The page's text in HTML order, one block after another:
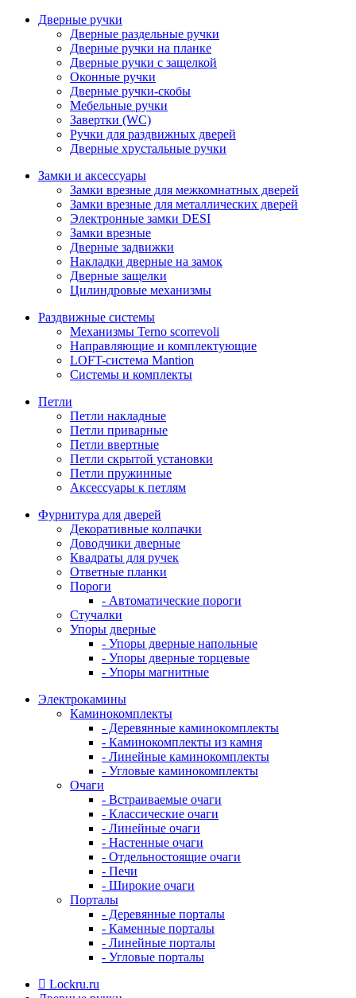
Дверные ручки
Дверные раздельные ручки
Дверные ручки на планке
Дверные ручки с защелкой
Оконные ручки
Дверные ручки-скобы
Мебельные ручки
Завертки (WC)
Ручки для раздвижных дверей
Дверные хрустальные ручки
Замки и аксессуары
Замки врезные для межкомнатных дверей
Замки врезные для металлических дверей
Электронные замки DESI
Замки врезные
Дверные задвижки
Накладки дверные на замок
Дверные защелки
Цилиндровые механизмы
Раздвижные системы
Механизмы Terno scorrevoli
Направляющие и комплектующие
LOFT-cистема Mantion
Системы и комплекты
Петли
Петли накладные
Петли приварные
Петли ввертные
Петли скрытой установки
Петли пружинные
Аксессуары к петлям
Фурнитура для дверей
Декоративные колпачки
Доводчики дверные
Квадраты для ручек
Ответные планки
Пороги
- Автоматические пороги
Стучалки
Упоры дверные
- Упоры дверные напольные
- Упоры дверные торцевые
- Упоры магнитные
Электрокамины
Каминокомплекты
- Деревянные каминокомплекты
- Каминокомплекты из камня
- Линейные каминокомплекты
- Угловые каминокомплекты
Очаги
- Встраиваемые очаги
- Классические очаги
- Линейные очаги
- Настенные очаги
- Отдельностоящие очаги
- Печи
- Широкие очаги
Порталы
- Деревянные порталы
- Каменные порталы
- Линейные порталы
- Угловые порталы
Lockru.ru